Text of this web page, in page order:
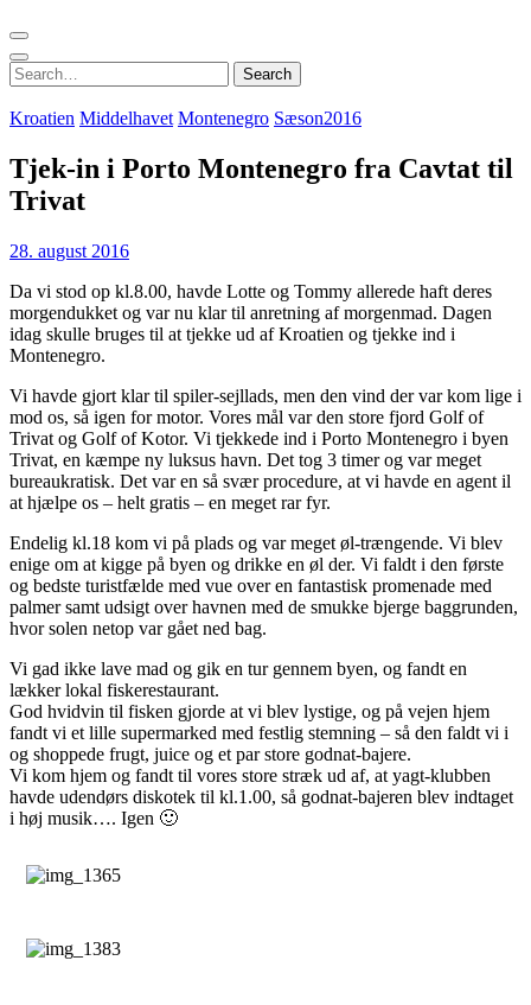
Search
for:
Search
Kroatien Middelhavet Montenegro Sæson2016
Tjek-in i Porto Montenegro fra Cavtat til
Trivat
28. august 2016
Da vi stod op kl.8.00, havde Lotte og Tommy allerede haft deres
morgendukket og var nu klar til anretning af morgenmad. Dagen
idag skulle bruges til at tjekke ud af Kroatien og tjekke ind i
Montenegro.
Vi havde gjort klar til spiler-sejllads, men den vind der var kom lige i
mod os, så igen for motor. Vores mål var den store fjord Golf of
Trivat og Golf of Kotor. Vi tjekkede ind i Porto Montenegro i byen
Trivat, en kæmpe ny luksus havn. Det tog 3 timer og var meget
bureaukratisk. Det var en så svær procedure, at vi havde en agent il
at hjælpe os – helt gratis – en meget rar fyr.
Endelig kl.18 kom vi på plads og var meget øl-trængende. Vi blev
enige om at kigge på byen og drikke en øl der. Vi faldt i den første
og bedste turistfælde med vue over en fantastisk promenade med
palmer samt udsigt over havnen med de smukke bjerge baggrunden,
hvor solen netop var gået ned bag.
Vi gad ikke lave mad og gik en tur gennem byen, og fandt en
lækker lokal fiskerestaurant.
God hvidvin til fisken gjorde at vi blev lystige, og på vejen hjem
fandt vi et lille supermarked med festlig stemning – så den faldt vi i
og shoppede frugt, juice og et par store godnat-bajere.
Vi kom hjem og fandt til vores store stræk ud af, at yagt-klubben
havde udendørs diskotek til kl.1.00, så godnat-bajeren blev indtaget
i høj musik…. Igen 🙂